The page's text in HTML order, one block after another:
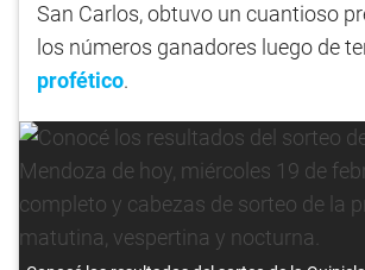
San Carlos, obtuvo un cuantioso
los números ganadores luego de
profético.